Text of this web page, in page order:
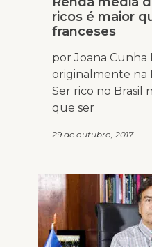
ricos é maior
franceses
por Joana Cunha
originalmente na
Ser rico no Brasil
que ser
29 de outubro, 2017